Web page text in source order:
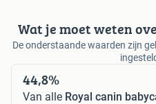
Wat je moet weten
De onderstaande waarden zijn
44,8%
Van alle Royal canin